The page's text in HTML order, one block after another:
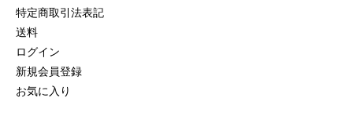
特定商取引法表記
送料
ログイン
新規会員登録
お気に入り